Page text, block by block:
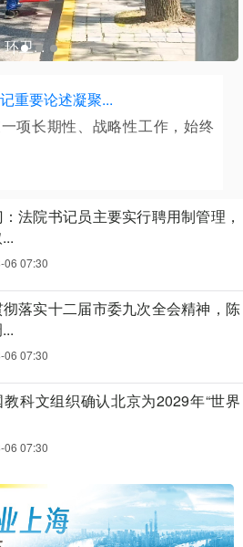
环卫...
重要论述凝聚...
项长期性、战略性工作，始终
法院书记员主要实行聘用制管理，
06 07:30
落实十二届市委九次全会精神，陈
06 07:30
科文组织确认北京为2029年“世界
06 07:30